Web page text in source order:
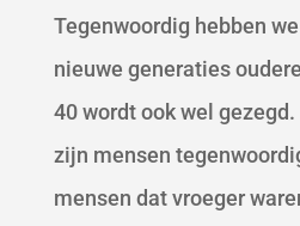
Tegenwoordig hebben
nieuwe generaties
40 wordt ook wel
zijn mensen
mensen dat vroeger